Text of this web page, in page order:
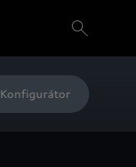
Konfigurátor